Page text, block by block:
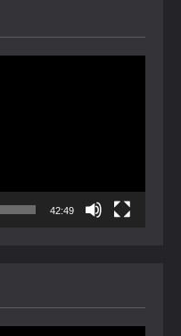
42:49